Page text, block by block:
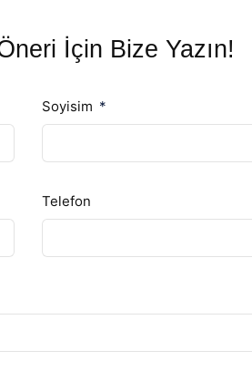
İçin Bize Yazın!
Soyisim
Telefon